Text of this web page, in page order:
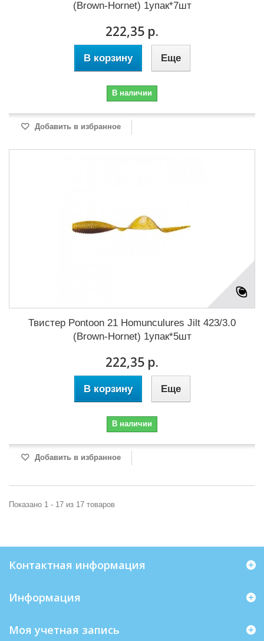
(Brown-Hornet) 1упак*7шт
222,35 р.
В корзину Еще
В наличии
Добавить в избранное
Твистер Pontoon 21 Homunculures Jilt 423/3.0
(Brown-Hornet) 1упак*5шт
222,35 р.
В корзину Еще
В наличии
Добавить в избранное
Показано 1 - 17 из 17 товаров
Контактная информация
Информация
Моя учетная запись